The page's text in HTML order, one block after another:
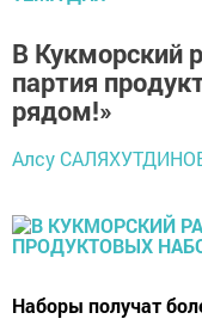
В Кукморский
партия
рядом!»
Алсу
Наборы получат